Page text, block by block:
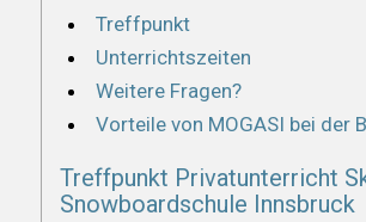
Treffpunkt
Unterrichtszeiten
Weitere Fragen?
Vorteile von MOGASI bei der
Treffpunkt Privatunterricht
Snowboardschule Innsbruck